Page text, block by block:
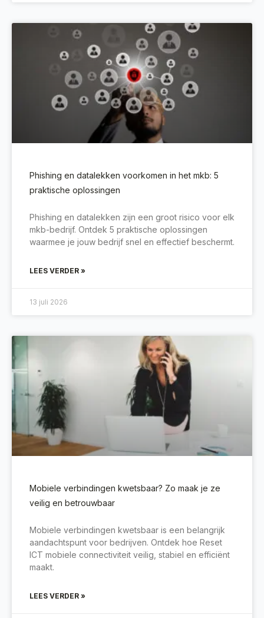
Phishing en datalekken voorkomen in het mkb: 5
praktische oplossingen
Phishing en datalekken zijn een groot risico voor elk
mkb-bedrijf. Ontdek 5 praktische oplossingen
waarmee je jouw bedrijf snel en effectief beschermt.
LEES VERDER »
13 juli 2026
Mobiele verbindingen kwetsbaar? Zo maak je ze
veilig en betrouwbaar
Mobiele verbindingen kwetsbaar is een belangrijk
aandachtspunt voor bedrijven. Ontdek hoe Reset
ICT mobiele connectiviteit veilig, stabiel en efficiënt
maakt.
LEES VERDER »